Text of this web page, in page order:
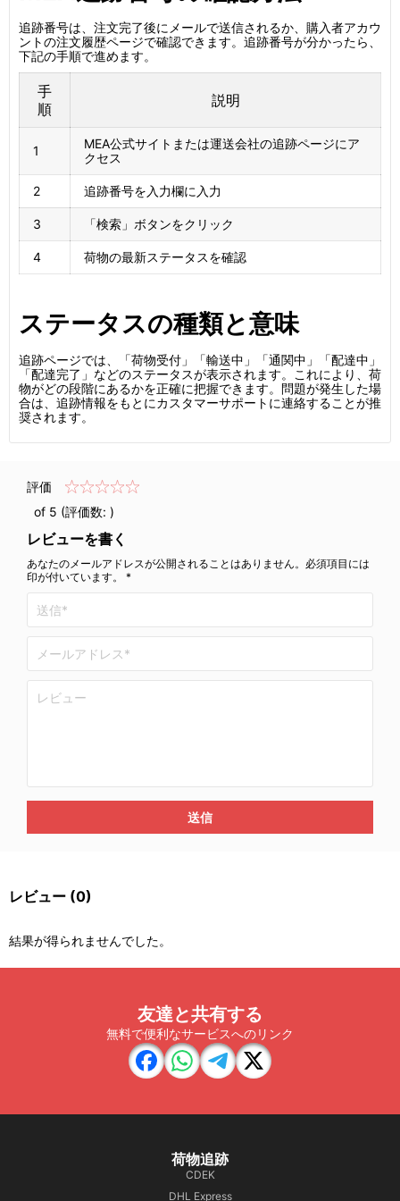
追跡番号は、注文完了後にメールで送信されるか、購入者アカウ
ントの注文履歴ページで確認できます。追跡番号が分かったら、
下記の手順で進めます。
手
順
説明
1
MEA公式サイトまたは運送会社の追跡ページにア
クセス
2 追跡番号を入力欄に入力
3 「検索」ボタンをクリック
4 荷物の最新ステータスを確認
ステータスの種類と意味
追跡ページでは、「荷物受付」「輸送中」「通関中」「配達中」
「配達完了」などのステータスが表示されます。これにより、荷
物がどの段階にあるかを正確に把握できます。問題が発生した場
合は、追跡情報をもとにカスタマーサポートに連絡することが推
奨されます。
評価
of 5 (評価数: )
レビューを書く
あなたのメールアドレスが公開されることはありません。必須項目には
印が付いています。 *
送信
レビュー (0)
結果が得られませんでした。
友達と共有する
無料で便利なサービスへのリンク
荷物追跡
CDEK
DHL Express